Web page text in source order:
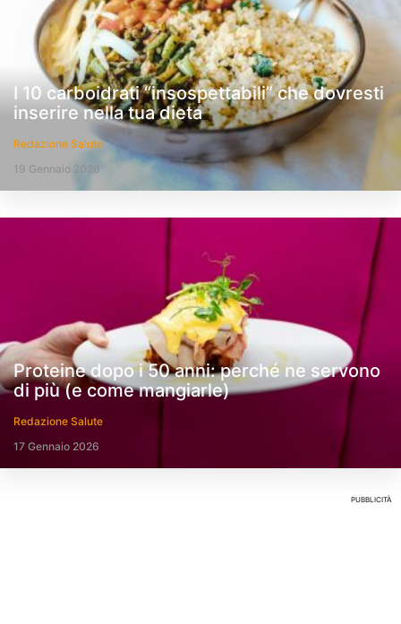
I 10 carboidrati “insospettabili” che dovresti
inserire nella tua dieta
Redazione Salute
19 Gennaio 2026
Proteine dopo i 50 anni: perché ne servono
di più (e come mangiarle)
Redazione Salute
17 Gennaio 2026
PUBBLICITÀ